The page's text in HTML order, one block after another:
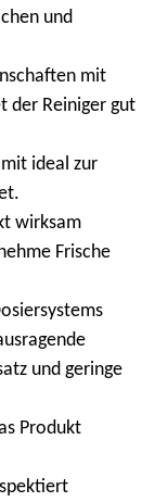
und
mit
der Reiniger gut
ideal zur
wirksam
Frische
und geringe
Produkt